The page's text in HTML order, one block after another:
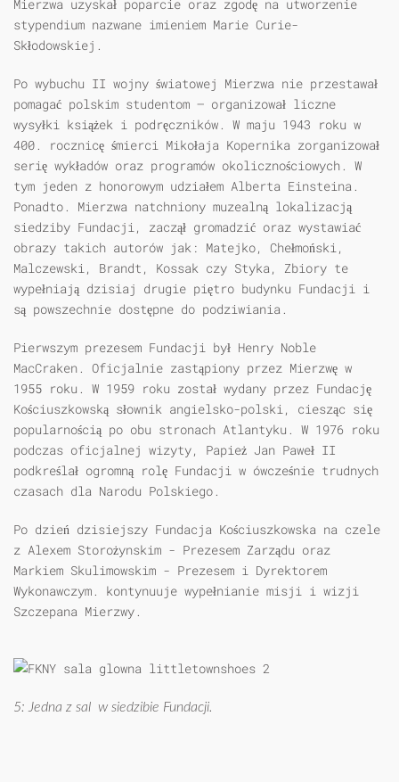
Mierzwa uzyskał poparcie oraz zgodę na utworzenie
stypendium nazwane imieniem Marie Curie-
Skłodowskiej.
Po wybuchu II wojny światowej Mierzwa nie przestawał
pomagać polskim studentom – organizował liczne
wysyłki książek i podręczników. W maju 1943 roku w
400. rocznicę śmierci Mikołaja Kopernika zorganizował
serię wykładów oraz programów okolicznościowych. W
tym jeden z honorowym udziałem Alberta Einsteina.
Ponadto. Mierzwa natchniony muzealną lokalizacją
siedziby Fundacji, zaczął gromadzić oraz wystawiać
obrazy takich autorów jak: Matejko, Chełmoński,
Malczewski, Brandt, Kossak czy Styka, Zbiory te
wypełniają dzisiaj drugie piętro budynku Fundacji i
są powszechnie dostępne do podziwiania.
Pierwszym prezesem Fundacji był Henry Noble
MacCraken. Oficjalnie zastąpiony przez Mierzwę w
1955 roku. W 1959 roku został wydany przez Fundację
Kościuszkowską słownik angielsko-polski, ciesząc się
popularnością po obu stronach Atlantyku. W 1976 roku
podczas oficjalnej wizyty, Papież Jan Paweł II
podkreślał ogromną rolę Fundacji w ówcześnie trudnych
czasach dla Narodu Polskiego.
Po dzień dzisiejszy Fundacja Kościuszkowska na czele
z Alexem Storożynskim - Prezesem Zarządu oraz
Markiem Skulimowskim - Prezesem i Dyrektorem
Wykonawczym. kontynuuje wypełnianie misji i wizji
Szczepana Mierzwy.
5: Jedna z sal w siedzibie Fundacji.